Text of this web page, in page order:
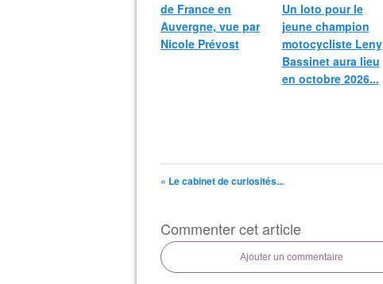
de France en
Auvergne, vue par
Nicole Prévost
Un loto pour le
jeune champion
motocycliste Leny
Bassinet aura lieu
en octobre 2026...
« Le cabinet de curiosités...
Commenter cet article
Ajouter un commentaire